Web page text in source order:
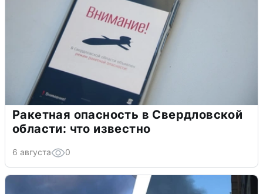
Ракетная опасность в Свердловской
области: что известно
6 августа 0